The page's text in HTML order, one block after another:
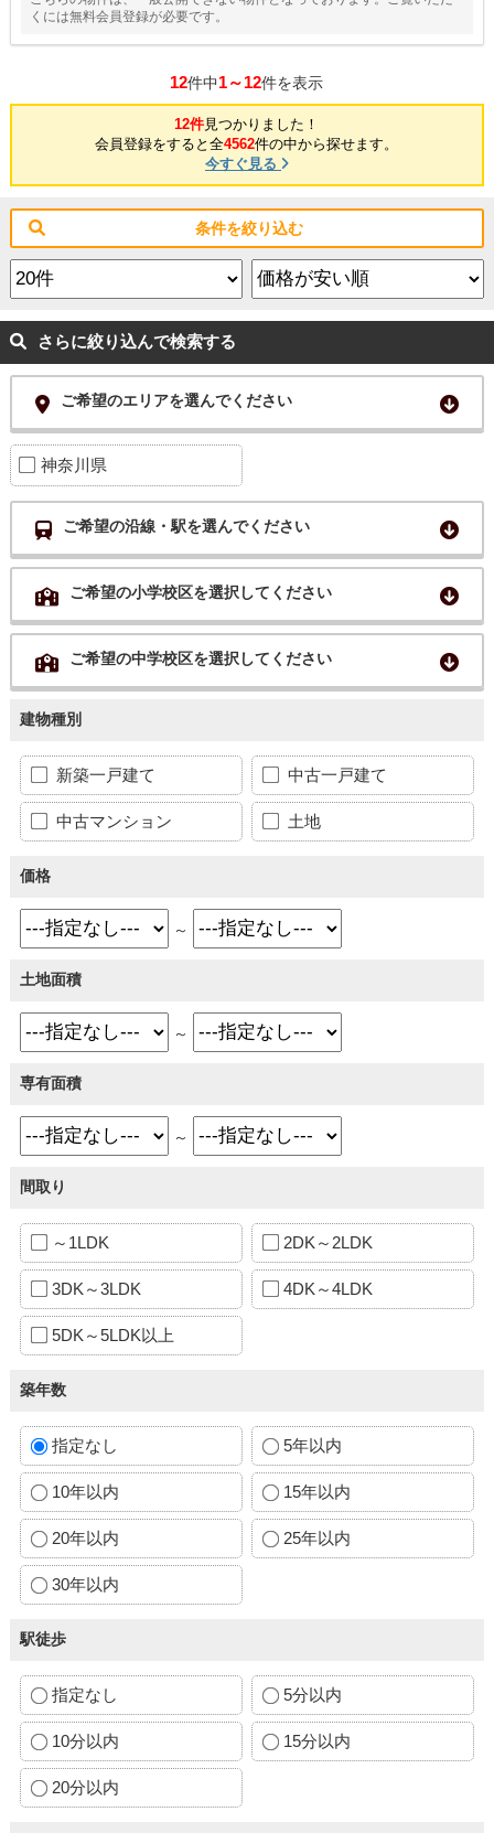
くには無料会員登録が必要です。
12件中1～12件を表示
12件見つかりました！
会員登録をすると全4562件の中から探せます。
今すぐ見る
条件を絞り込む
さらに絞り込んで検索する
ご希望のエリアを選んでください
神奈川県
ご希望の沿線・駅を選んでください
ご希望の小学校区を選択してください
ご希望の中学校区を選択してください
建物種別
新築一戸建て 中古一戸建て
中古マンション 土地
価格
～
土地面積
～
専有面積
～
間取り
～1LDK 2DK～2LDK
3DK～3LDK 4DK～4LDK
5DK～5LDK以上
築年数
指定なし 5年以内
10年以内 15年以内
20年以内 25年以内
30年以内
駅徒歩
指定なし 5分以内
10分以内 15分以内
20分以内